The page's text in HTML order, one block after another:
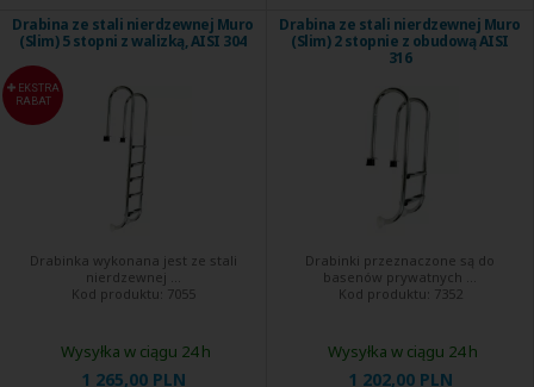
Drabina ze stali nierdzewnej Muro
(Slim) 5 stopni z walizką, AISI 304
EKSTRA
RABAT
Drabinka wykonana jest ze stali
nierdzewnej ...
Kod produktu: 7055
1 265,00 PLN
Wysyłka w ciągu 24 h
Drabina ze stali nierdzewnej Muro
(Slim) 2 stopnie z obudową AISI
316
Drabinki przeznaczone są do
basenów prywatnych ...
Kod produktu: 7352
1 202,00 PLN
Wysyłka w ciągu 24 h